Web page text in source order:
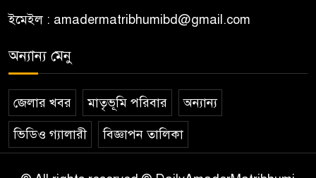
ইমেইল : amadermatribhumibd@gmail.com
অন্যান্য মেনু
জেলার খবর মাতৃভূমি পরিবার অন্যান্য
ভিডিও গ্যালারী বিজ্ঞাপন তালিকা